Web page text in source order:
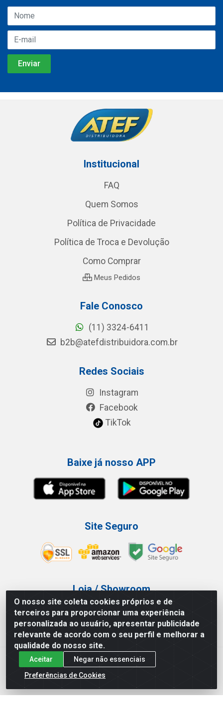
O nosso site coleta cookies próprios e de
terceiros para proporcionar uma experiência
personalizada ao usuário, apresentar publicidade
relevante de acordo com o seu perfil e melhorar a
qualidade do nosso site.
Aceitar
Negar não essenciais
Preferências de Cookies
Institucional
FAQ
Quem Somos
Política de Privacidade
Política de Troca e Devolução
Como Comprar
Meus Pedidos
Fale Conosco
(11) 3324-6411
b2b@atefdistribuidora.com.br
Redes Sociais
Instagram
Facebook
TikTok
Baixe já nosso APP
Site Seguro
Loja / Showroom
Tel.: (11) 3227-0546
Av Vautier, 587/597 - Pari - São Paulo/SP
Atef Distribuidora LTDA - Av. Vautier, 585/597 - Pari - São
Paulo/SP - CEP 03.032-000 - CNPJ 27.717.135/0001-29